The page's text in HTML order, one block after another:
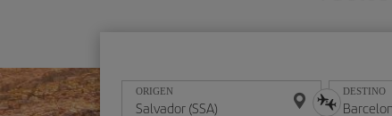
ORIGEN DESTINO